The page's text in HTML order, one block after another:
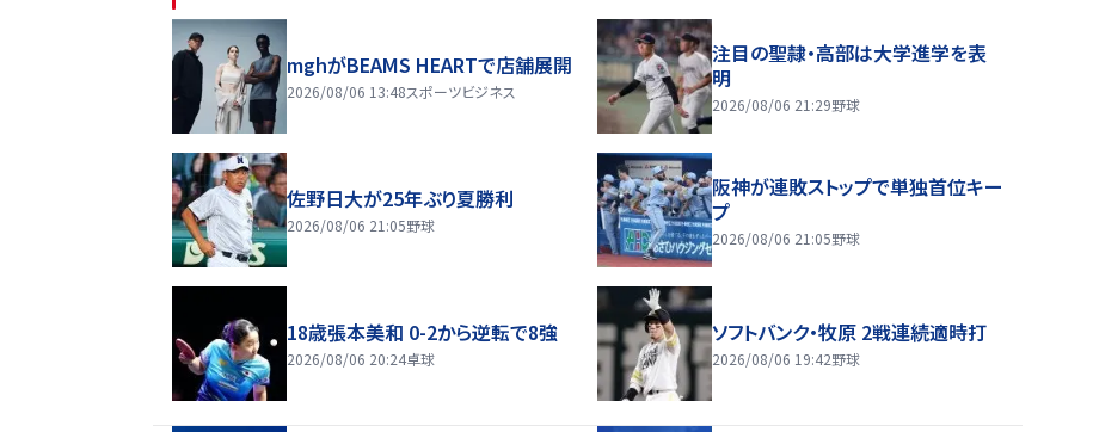
mghがBEAMS HEARTで店舗展開
2026/08/06 13:48スポーツビジネス
注目の聖隷・高部は大学進学を表
明
2026/08/06 21:29野球
佐野日大が25年ぶり夏勝利
2026/08/06 21:05野球
阪神が連敗ストップで単独首位キー
プ
2026/08/06 21:05野球
18歳張本美和 0-2から逆転で8強
2026/08/06 20:24卓球
ソフトバンク・牧原 2戦連続適時打
2026/08/06 19:42野球